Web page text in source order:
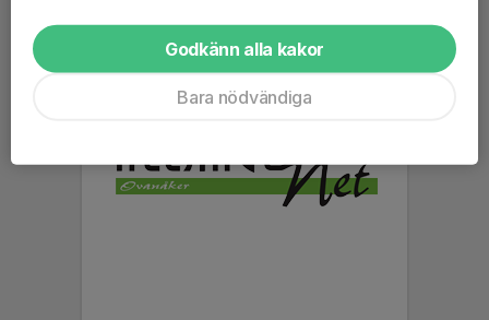
Godkänn alla kakor
Bara nödvändiga